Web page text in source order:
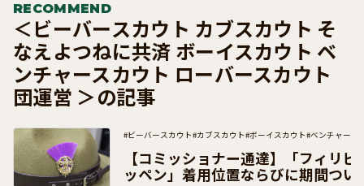
RECOMMEND
＜ビーバースカウト カブスカウト そ
なえよつねに共済 ボーイスカウト ベ
ンチャースカウト ローバースカウト
団運営 ＞の記事
#ビーバースカウト#カブスカウト#ボーイスカウト#ベンチャース
#団運営
#加盟員向け
【コミッショナー通達】「フィリ
ッペン」着用位置ならびに期間つい